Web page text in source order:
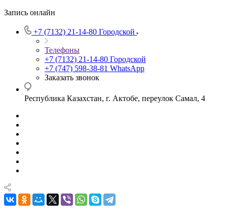
Запись онлайн
+7 (7132) 21-14-80 Городской
Телефоны
+7 (7132) 21-14-80 Городской
+7 (747) 598-38-81 WhatsApp
Заказать звонок
Республика Казахстан, г. Актобе, переулок Самал, 4